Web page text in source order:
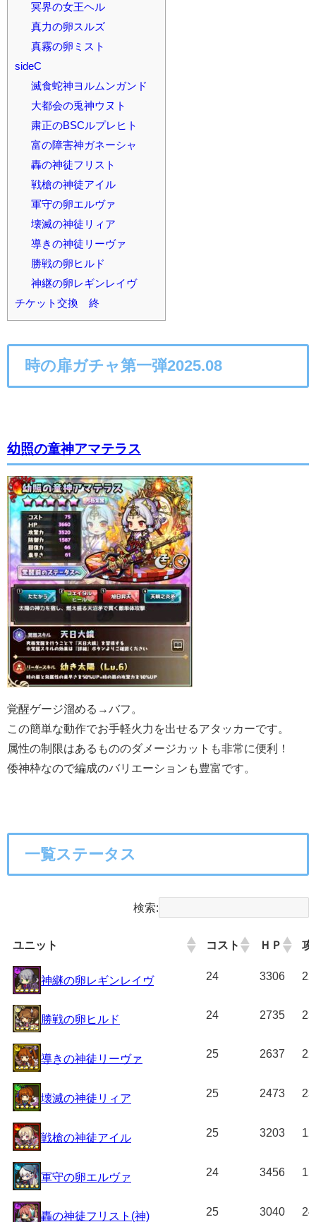
冥界の女王ヘル
真力の卵スルズ
真霧の卵ミスト
sideC
滅食蛇神ヨルムンガンド
大都会の兎神ウヌト
粛正のBSCルプレヒト
富の障害神ガネーシャ
轟の神徒フリスト
戦槍の神徒アイル
軍守の卵エルヴァ
壊滅の神徒リィア
導きの神徒リーヴァ
勝戦の卵ヒルド
神継の卵レギンレイヴ
チケット交換 終
時の扉ガチャ第一弾2025.08
幼照の童神アマテラス
覚醒ゲージ溜める→バフ。
この簡単な動作でお手軽火力を出せるアタッカーです。
属性の制限はあるもののダメージカットも非常に便利！
倭神枠なので編成のバリエーションも豊富です。
一覧ステータス
検索:
ユニット コスト ＨＰ 攻
ユニット コスト ＨＰ
攻
神継の卵レギンレイヴ
24 3306
勝戦の卵ヒルド 24 2735
導きの神徒リーヴァ 25 2637
壊滅の神徒リィア 25 2473
戦槍の神徒アイル 25 3203
軍守の卵エルヴァ 24 3456
轟の神徒フリスト(神) 25 3040